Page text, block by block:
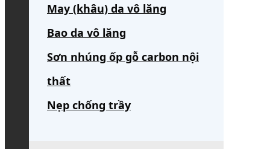
May (khâu) da vô lăng
Bao da vô lăng
Sơn nhúng ốp gỗ carbon nội
thất
Nẹp chống trầy